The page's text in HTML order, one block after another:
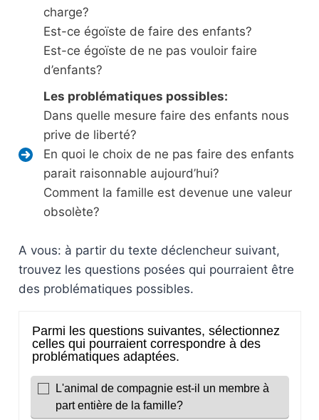
charge?
Est-ce égoïste de faire des enfants?
Est-ce égoïste de ne pas vouloir faire
d’enfants?
Les problématiques possibles:
Dans quelle mesure faire des enfants nous
prive de liberté?
En quoi le choix de ne pas faire des enfants
parait raisonnable aujourd’hui?
Comment la famille est devenue une valeur
obsolète?
A vous: à partir du texte déclencheur suivant,
trouvez les questions posées qui pourraient être
des problématiques possibles.